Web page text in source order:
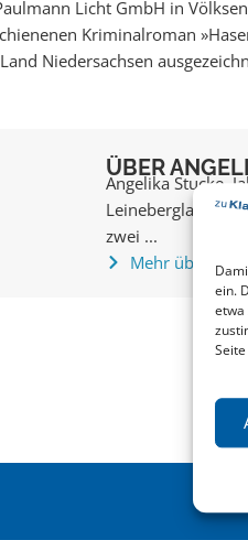
ein.
etwa
Licht GmbH in
Kriminalroman
Niedersachsen
ÜBER
Angelika Stucke,
Leinebergland
zwei ...
Mehr über